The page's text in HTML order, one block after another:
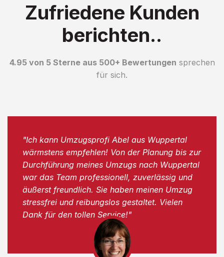
Zufriedene Kunden
berichten..
4.95 von 5 Sterne aus 500+ Bewertungen sprechen
für sich.
"Ich kann Umzugsprofi Abel aus Wuppertal
wärmstens empfehlen! Von der Planung bis zur
Durchführung meines Umzugs nach Wuppertal
war das Team professionell, zuverlässig und
äußerst freundlich. Sie haben meinen Umzug
stressfrei und reibungslos gestaltet. Vielen
Dank für den tollen Service!"